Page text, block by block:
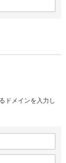
ドメインを入力し